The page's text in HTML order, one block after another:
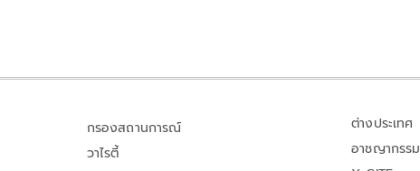
กรองสถานการณ์
วาไรตี้
ต่างประเทศ
อาชญากรรม